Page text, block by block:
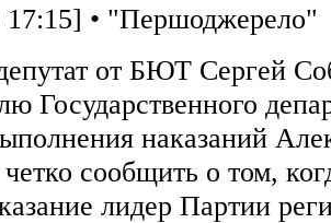
17:15] • "Першоджерело"
от БЮТ Сергей
Государственного
наказаний
сообщить о том,
лидер Партии